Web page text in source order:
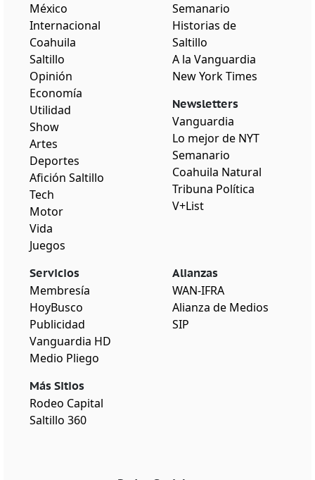
México
Internacional
Coahuila
Saltillo
Opinión
Economía
Utilidad
Show
Artes
Deportes
Afición Saltillo
Tech
Motor
Vida
Juegos
Semanario
Historias de
Saltillo
A la Vanguardia
New York Times
Newsletters
Vanguardia
Lo mejor de NYT
Semanario
Coahuila Natural
Tribuna Política
V+List
Servicios
Membresía
HoyBusco
Publicidad
Vanguardia HD
Medio Pliego
Más Sitios
Rodeo Capital
Saltillo 360
Alianzas
WAN-IFRA
Alianza de Medios
SIP